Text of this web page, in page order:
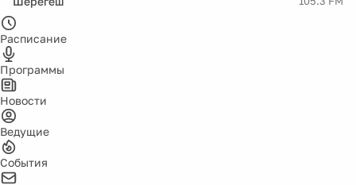
Расписание
Программы
Новости
Ведущие
События